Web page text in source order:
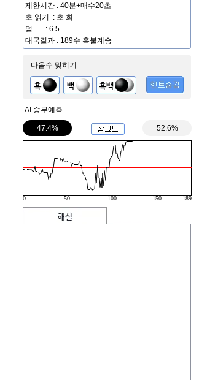
제한시간 : 40분+매수20초
초 읽기 : 초 회
덤 : 6.5
대국결과 : 189수 흑불계승
다음수 맞히기
AI 승부예측
47.4% 52.6%